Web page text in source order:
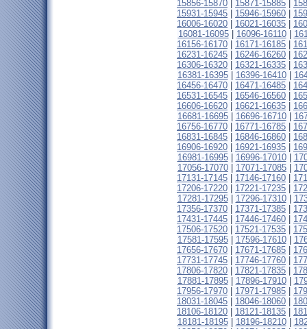
15856-15870
15871-15885
15931-15945
15946-15960
16006-16020
16021-16035
16081-16095| 16096-16110|
16156-16170
16171-16185
16231-16245
16246-16260
16306-16320
16321-16335
16381-16395| 16396-16410|
16456-16470
16471-16485
16531-16545
16546-16560
16606-16620
16621-16635
16681-16695| 16696-16710|
16756-16770
16771-16785
16831-16845
16846-16860
16906-16920
16921-16935
16981-16995| 16996-17010|
17056-17070
17071-17085
17131-17145
17146-17160
17206-17220
17221-17235
17281-17295| 17296-17310|
17356-17370
17371-17385
17431-17445
17446-17460
17506-17520
17521-17535
17581-17595| 17596-17610|
17656-17670
17671-17685
17731-17745
17746-17760
17806-17820
17821-17835
17881-17895| 17896-17910|
17956-17970
17971-17985
18031-18045
18046-18060
18106-18120
18121-18135
18181-18195| 18196-18210|